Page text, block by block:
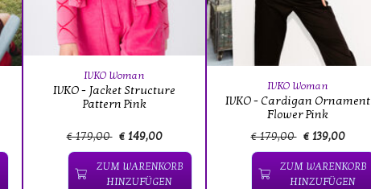
IVKO Woman
IVKO - Jacket Structure
Pattern Pink
€ 179,00 € 149,00
ZUM WARENKORB
HINZUFÜGEN
IVKO Woman
IVKO - Cardigan Ornament
Flower Pink
€ 179,00 € 139,00
ZUM WARENKORB
HINZUFÜGEN